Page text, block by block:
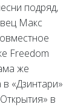
подряд,
Макс
Freedom
же
«Дзинтари»
в